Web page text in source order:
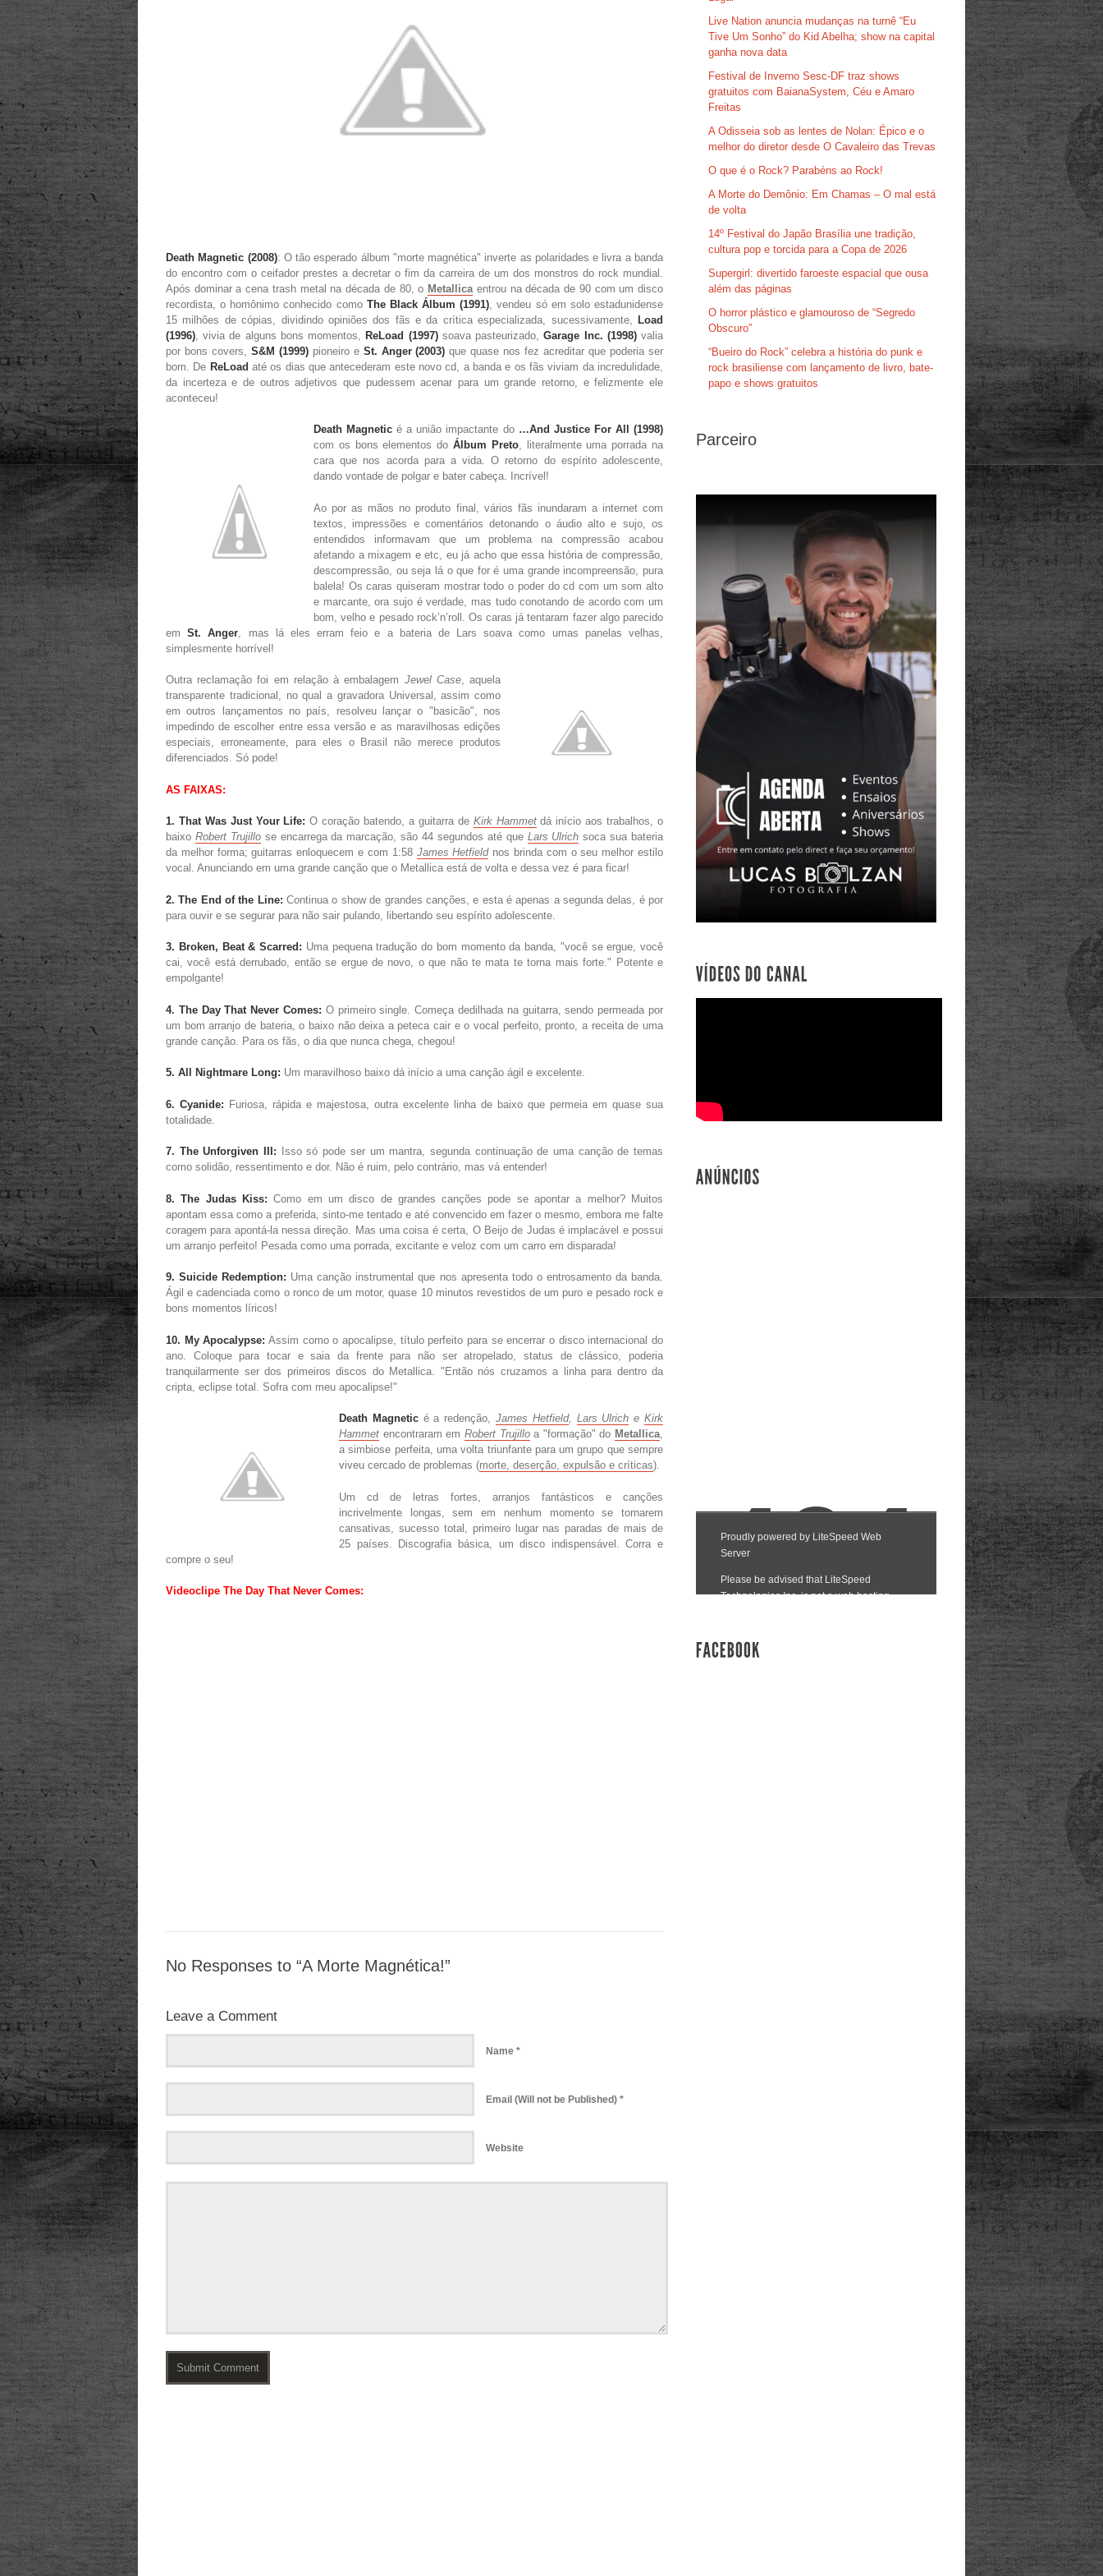
Death Magnetic (2008): O tão esperado álbum "morte magnética" inverte as polaridades e livra a banda
do encontro com o ceifador prestes a decretar o fim da carreira de um dos monstros do rock mundial.
Após dominar a cena trash metal na década de 80, o Metallica entrou na década de 90 com um disco
recordista, o homônimo conhecido como The Black Álbum (1991) , vendeu só em solo estadunidense
15 milhões de cópias, dividindo opiniões dos fãs e da crítica especializada, sucessivamente, Load
(1996) , vivia de alguns bons momentos,ReLoad (1997)soava pasteurizado,Garage Inc. (1998)valia
por bons covers, S&M (1999)pioneiro e St. Anger (2003) que quase nos fez acreditar que poderia ser
bom. De ReLoad até os dias que antecederam este novo cd, a banda e os fãs viviam da incredulidade,
da incerteza e de outros adjetivos que pudessem acenar para um grande retorno, e felizmente ele
aconteceu!
Death Magnetic é a união impactante do …And Justice For All (1998)
com os bons elementos do Álbum Preto, literalmente uma porrada na
cara que nos acorda para a vida. O retorno do espírito adolescente,
dando vontade de polgar e bater cabeça. Incrível!
Ao por as mãos no produto final, vários fãs inundaram a internet com
textos, impressões e comentários detonando o áudio alto e sujo, os
entendidos informavam que um problema na compressão acabou
afetando a mixagem e etc, eu já acho que essa história de compressão,
descompressão, ou seja lá o que for é uma grande incompreensão, pura
balela! Os caras quiseram mostrar todo o poder do cd com um som alto
e marcante, ora sujo é verdade, mas tudo conotando de acordo com um
bom, velho e pesado rock’n’roll. Os caras já tentaram fazer algo parecido
emSt. Anger , mas lá eles erram feio e a bateria de Lars soava como umas panelas velhas,
simplesmente horrível!
Outra reclamação foi em relação à embalagem Jewel Case, aquela
transparente tradicional, no qual a gravadora Universal, assim como
em outros lançamentos no país, resolveu lançar o "basicão", nos
impedindo de escolher entre essa versão e as maravilhosas edições
especiais, erroneamente, para eles o Brasil não merece produtos
diferenciados. Só pode!
AS FAIXAS:
1. That Was Just Your Life: O coração batendo, a guitarra de Kirk Hammetdá início aos trabalhos, o
baixo Robert Trujillose encarrega da marcação, são 44 segundos até que Lars Ulrich soca sua bateria
da melhor forma; guitarras enloquecem e com 1:58 James Hetfieldnos brinda com o seu melhor estilo
vocal. Anunciando em uma grande canção que o Metallica está de volta e dessa vez é para ficar!
2. The End of the Line: Continua o show de grandes canções, e esta é apenas a segunda delas, é por
para ouvir e se segurar para não sair pulando, libertando seu espírito adolescente.
3. Broken, Beat & Scarred: Uma pequena tradução do bom momento da banda, "você se ergue, você
cai, você está derrubado, então se ergue de novo, o que não te mata te torna mais forte." Potente e
empolgante!
4. The Day That Never Comes: O primeiro single. Começa dedilhada na guitarra, sendo permeada por
um bom arranjo de bateria, o baixo não deixa a peteca cair e o vocal perfeito, pronto, a receita de uma
grande canção. Para os fãs, o dia que nunca chega, chegou!
5. All Nightmare Long: Um maravilhoso baixo dá início a uma canção ágil e excelente.
6. Cyanide: Furiosa, rápida e majestosa, outra excelente linha de baixo que permeia em quase sua
totalidade.
7. The Unforgiven III: Isso só pode ser um mantra, segunda continuação de uma canção de temas
como solidão, ressentimento e dor. Não é ruim, pelo contrário, mas vá entender!
8. The Judas Kiss: Como em um disco de grandes canções pode se apontar a melhor? Muitos
apontam essa como a preferida, sinto-me tentado e até convencido em fazer o mesmo, embora me falte
coragem para apontá-la nessa direção. Mas uma coisa é certa, O Beijo de Judas é implacável e possui
um arranjo perfeito! Pesada como uma porrada, excitante e veloz com um carro em disparada!
9. Suicide Redemption: Uma canção instrumental que nos apresenta todo o entrosamento da banda.
Ágil e cadenciada como o ronco de um motor, quase 10 minutos revestidos de um puro e pesado rock e
bons momentos líricos!
10. My Apocalypse: Assim como o apocalipse, título perfeito para se encerrar o disco internacional do
ano. Coloque para tocar e saia da frente para não ser atropelado, status de clássico, poderia
tranquilarmente ser dos primeiros discos do Metallica. "Então nós cruzamos a linha para dentro da
cripta, eclipse total. Sofra com meu apocalipse!"
Death Magneticé a redenção,James Hetfield, Lars Ulrich eKirk
Hammet encontraram em Robert Trujilloa "formação" do Metallica,
a simbiose perfeita, uma volta triunfante para um grupo que sempre
viveu cercado de problemas (morte, deserção, expulsão e críticas).
Um cd de letras fortes, arranjos fantásticos e canções
incrivelmente longas, sem em nenhum momento se tornarem
cansativas, sucesso total, primeiro lugar nas paradas de mais de
25 países. Discografia básica, um disco indispensável. Corra e
compre o seu!
Videoclipe The Day That Never Comes:
No Responses to “A Morte Magnética!”
Leave a Comment
Name *
Email (Will not be Published) *
Website
Live Nation anuncia mudanças na turnê “Eu
Tive Um Sonho” do Kid Abelha; show na capital
ganha nova data
Festival de Inverno Sesc-DF traz shows
gratuitos com BaianaSystem, Céu e Amaro
Freitas
A Odisseia sob as lentes de Nolan: Épico e o
melhor do diretor desde O Cavaleiro das Trevas
O que é o Rock? Parabéns ao Rock!
A Morte do Demônio: Em Chamas – O mal está
de volta
14º Festival do Japão Brasília une tradição,
cultura pop e torcida para a Copa de 2026
Supergirl: divertido faroeste espacial que ousa
além das páginas
O horror plástico e glamouroso de “Segredo
Obscuro”
“Bueiro do Rock” celebra a história do punk e
rock brasiliense com lançamento de livro, bate-
papo e shows gratuitos
Parceiro